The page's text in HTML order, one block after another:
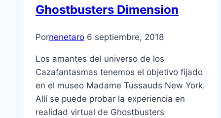
Ghostbusters Dimension
Pornenetaro 6 septiembre, 2018
Los amantes del universo de los
Cazafantasmas tenemos el objetivo fijado
en el museo Madame Tussauds New York.
Allí se puede probar la experiencia en
realidad virtual de Ghostbusters